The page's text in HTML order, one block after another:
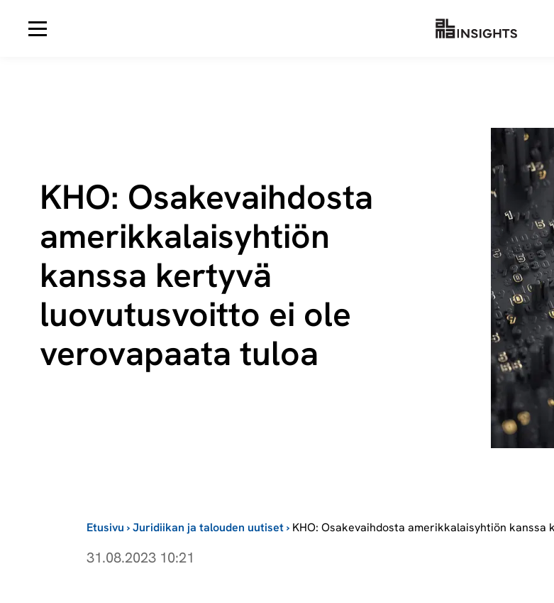
KHO: Osakevaihdosta
ame­rik­ka­lais­yh­tiön
kanssa kertyvä
luovutusvoitto ei ole
verovapaata tuloa
Etusivu ›Juridiikan ja talouden uutiset› KHO: Osakevaihdosta amerikkalaisyhtiön
31.08.2023 10:21